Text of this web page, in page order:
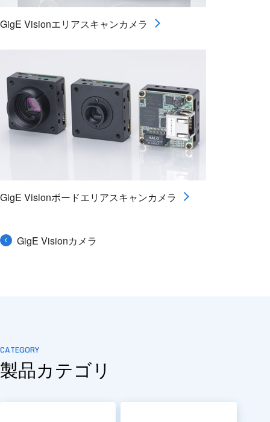
GigE Visionエリアスキャンカメラ
GigE Visionボードエリアスキャンカメラ
GigE Visionカメラ
CATEGORY
製品カテゴリ